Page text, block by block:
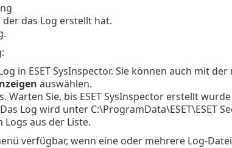
das Log erstellt hat.
in ESET SysInspector. Sie können auch mit
auswählen.
Warten Sie, bis ESET SysInspector erstellt
Log wird unter C:\ProgramData\ESET\ESET
aus der Liste.
verfügbar, wenn eine oder mehrere Log-